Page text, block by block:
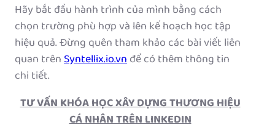
Hãy bắt đầu hành trình của mình bằng cách
chọn trường phù hợp và lên kế hoạch học tập
hiệu quả. Đừng quên tham khảo các bài viết liên
quan trênSyntellix.io.vnđể có thêm thông tin
chi tiết.
TƯ VẤN KHÓA HỌC XÂY DỰNG THƯƠNG HIỆU
CÁ NHÂN TRÊN LINKEDIN